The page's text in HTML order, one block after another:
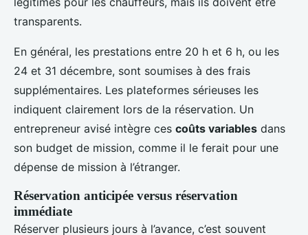
transparents.
En général, les prestations entre 20 h et 6 h, ou les
24 et 31 décembre, sont soumises à des frais
supplémentaires. Les plateformes sérieuses les
indiquent clairement lors de la réservation. Un
entrepreneur avisé intègre ces coûts variables dans
son budget de mission, comme il le ferait pour une
dépense de mission à l’étranger.
Réservation anticipée versus réservation
immédiate
Réserver plusieurs jours à l’avance, c’est souvent